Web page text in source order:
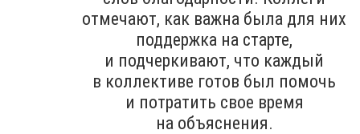
отмечают, как важна была для них
поддержка на старте,
и подчеркивают, что каждый
в коллективе готов был помочь
и потратить свое время
на объяснения.